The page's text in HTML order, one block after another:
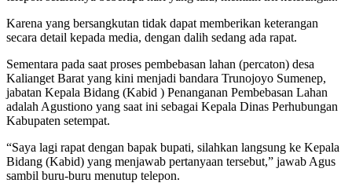
Karena yang bersangkutan tidak dapat memberikan keterangan
secara detail kepada media, dengan dalih sedang ada rapat.
Sementara pada saat proses pembebasan lahan (percaton) desa
Kalianget Barat yang kini menjadi bandara Trunojoyo Sumenep,
jabatan Kepala Bidang (Kabid ) Penanganan Pembebasan Lahan
adalah Agustiono yang saat ini sebagai Kepala Dinas Perhubungan
Kabupaten setempat.
“Saya lagi rapat dengan bapak bupati, silahkan langsung ke Kepala
Bidang (Kabid) yang menjawab pertanyaan tersebut,” jawab Agus
sambil buru-buru menutup telepon.